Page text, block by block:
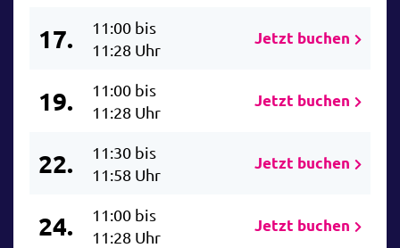
17.
11:00 bis
11:28 Uhr
Jetzt buchen
19.
11:00 bis
11:28 Uhr
Jetzt buchen
22.
11:30 bis
11:58 Uhr
Jetzt buchen
24.
11:00 bis
11:28 Uhr
Jetzt buchen